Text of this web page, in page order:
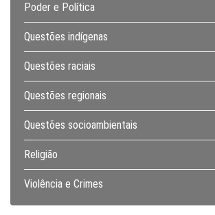
Poder e Política
Questões indígenas
Questões raciais
Questões regionais
Questões socioambientais
Religião
Violência e Crimes